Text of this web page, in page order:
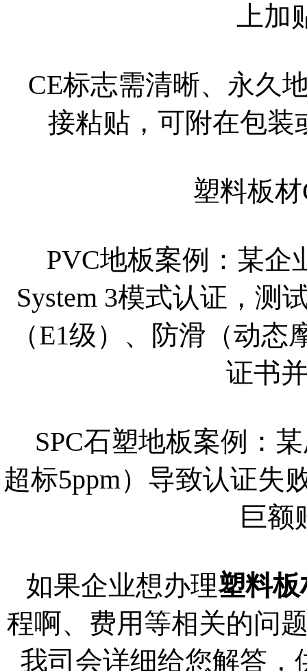
上加
CE标志需清晰、永久
接粘贴，可附在包装
塑料板
PVC地板案例：某企
System 3模式认证，测
（E1级）、防滑（动
证书
SPC石塑地板案例：
超标5ppm）导致认证失
巨额
如果企业想办理塑料
程啊、费用等相关的问
我司会详细给您解答，